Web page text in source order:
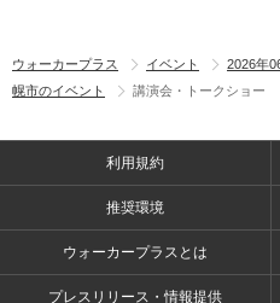
ウォーカープラス イベント 2026年
幌市のイベント
講演会・トークショー
利用規約
推奨環境
ウォーカープラスとは
プレスリリース・情報提供